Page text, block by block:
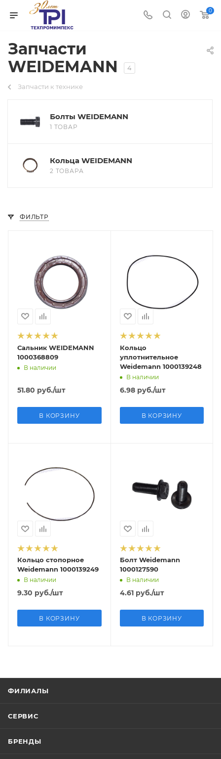
0
Запчасти
WEIDEMANN
4
Запчасти к технике
Болты WEIDEMANN
1 ТОВАР
Кольца WEIDEMANN
2 ТОВАРА
ФИЛЬТР
Сальник WEIDEMANN
1000368809
В наличии
51.80 руб./шт
В КОРЗИНУ
Кольцо
уплотнительное
Weidemann 1000139248
В наличии
6.98руб./шт
В КОРЗИНУ
Кольцо стопорное
Weidemann 1000139249
В наличии
9.30 руб./шт
В КОРЗИНУ
Болт Weidemann
1000127590
В наличии
4.61руб./шт
В КОРЗИНУ
ФИЛИАЛЫ
СЕРВИС
БРЕНДЫ